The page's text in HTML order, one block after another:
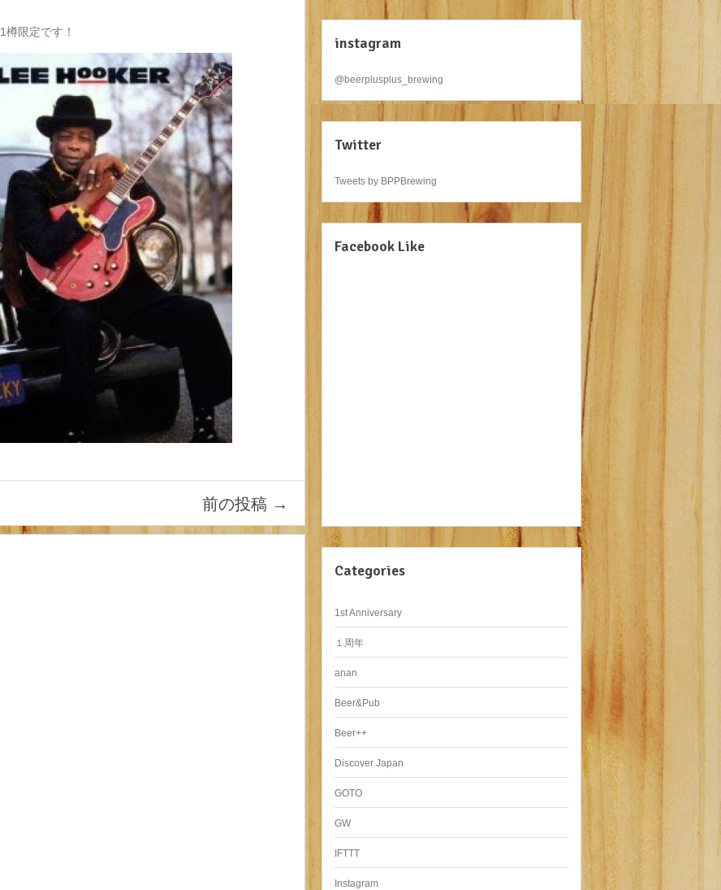
1樽限定です！
前の投稿 →
instagram
@beerplusplus_brewing
Twitter
Tweets by BPPBrewing
Facebook Like
Categories
1st Anniversary
１周年
anan
Beer&Pub
Beer++
Discover Japan
GOTO
GW
IFTTT
Instagram